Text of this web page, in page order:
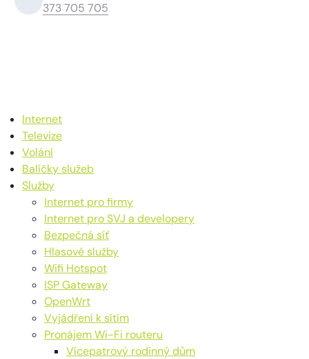
373 705 705
Internet
Televize
Volání
Balíčky služeb
Služby
Internet pro firmy
Internet pro SVJ a developery
Bezpečná síť
Hlasové služby
Wifi Hotspot
ISP Gateway
OpenWrt
Vyjádření k sítím
Pronájem Wi-Fi routeru
Vícepatrový rodinný dům